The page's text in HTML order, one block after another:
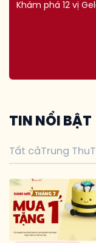
Khám phá 12 vị
TIN NỔI BẬT
Tất cảTrung Thu